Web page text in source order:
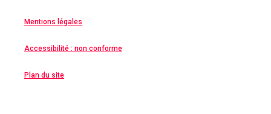
Mentions légales
Accessibilité : non conforme
Plan du site